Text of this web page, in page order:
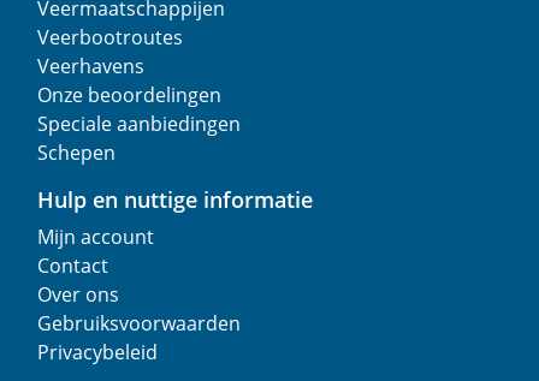
Veermaatschappijen
Veerbootroutes
Veerhavens
Onze beoordelingen
Speciale aanbiedingen
Schepen
Hulp en nuttige informatie
Mijn account
Contact
Over ons
Gebruiksvoorwaarden
Privacybeleid